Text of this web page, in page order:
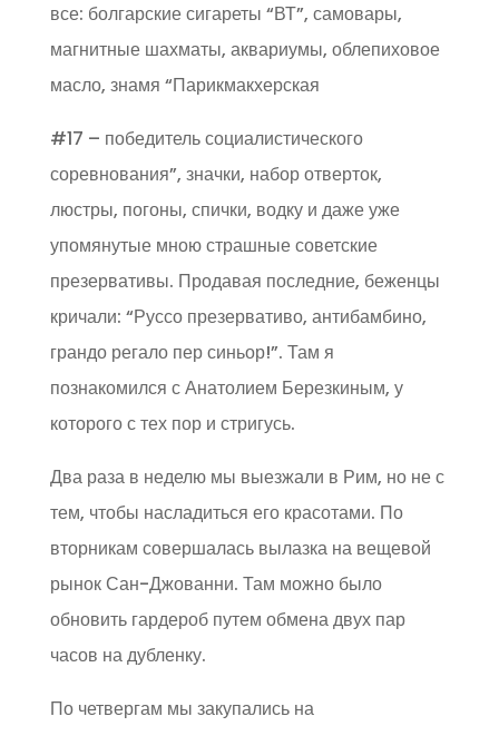
все: болгарские сигареты “ВТ”, самовары,
магнитные шахматы, аквариумы, облепиховое
масло, знамя “Парикмакхерская
#17 – победитель социалистического
соревнования”, значки, набор отверток,
люстры, погоны, спички, водку и даже уже
упомянутые мною страшные советские
презервативы. Продавая последние, беженцы
кричали: “Руссо презервативо, антибамбино,
грандо регало пер синьор!”. Там я
познакомился с Анатолием Березкиным, у
которого с тех пор и стригусь.
Два раза в неделю мы выезжали в Рим, но не с
тем, чтобы насладиться его красотами. По
вторникам совершалась вылазка на вещевой
рынок Сан-Джованни. Там можно было
обновить гардероб путем обмена двух пар
часов на дубленку.
По четвергам мы закупались на